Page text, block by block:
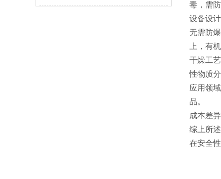
毒，需
设备设
无需防
上，有
干燥工
性物质
应用领
品。
成本差
综上所
在安全